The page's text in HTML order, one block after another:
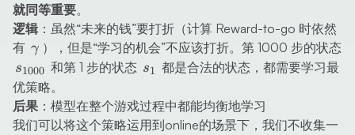
就同等重要。
逻辑：虽然“未来的钱”要打折（计算 Reward-to-go 时依然
有 \gamma
γ ），但是“学习的机会”不应该打折。第 1000 步的状态
s_{1000}
s1000 和第 1 步的状态 s_1
s1 都是合法的状态，都需要学习最
优策略。
后果 ：模型在整个游戏过程中都能均衡地学习
我们可以将这个策略运用到online的场景下，我们不收集一